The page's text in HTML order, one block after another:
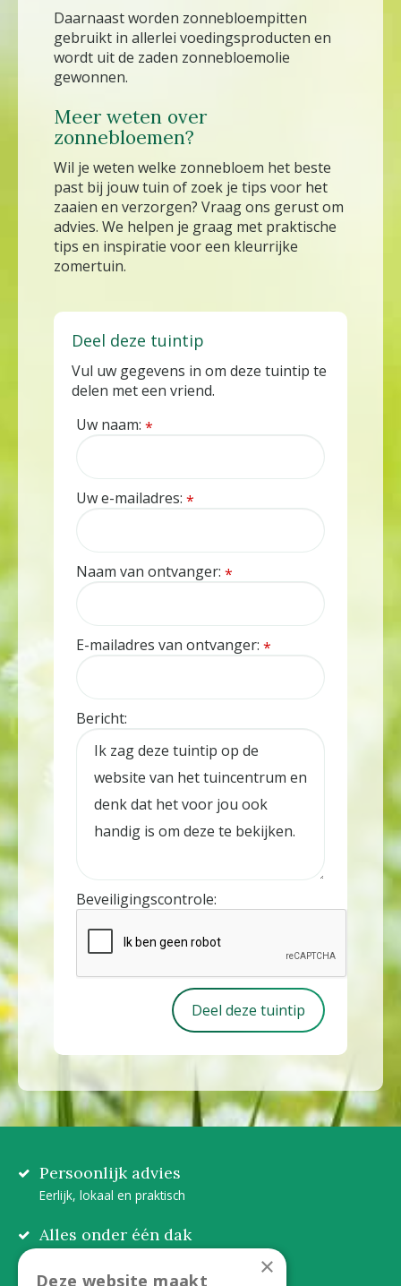
Daarnaast worden zonnebloempitten
gebruikt in allerlei voedingsproducten en
wordt uit de zaden zonnebloemolie
gewonnen.
Meer weten over
zonnebloemen?
Wil je weten welke zonnebloem het beste
past bij jouw tuin of zoek je tips voor het
zaaien en verzorgen? Vraag ons gerust om
advies. We helpen je graag met praktische
tips en inspiratie voor een kleurrijke
zomertuin.
Deel deze tuintip
Vul uw gegevens in om deze tuintip te
delen met een vriend.
Uw naam: *
Uw e-mailadres: *
Naam van ontvanger: *
E-mailadres van ontvanger: *
Bericht:
Beveiligingscontrole:
Persoonlijk advies
Eerlijk, lokaal en praktisch
Alles onder één dak
×
Deze website maakt